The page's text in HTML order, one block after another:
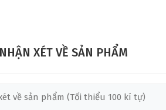
THÔNG SỐ KỸ THUẬT ĐÀN
cổ điển, chất liệu gỗ nguyên tấm cao cấp
làm từ gỗ Solid Mahogany là một lựa
XÉT VỀ SẢN PHẨM